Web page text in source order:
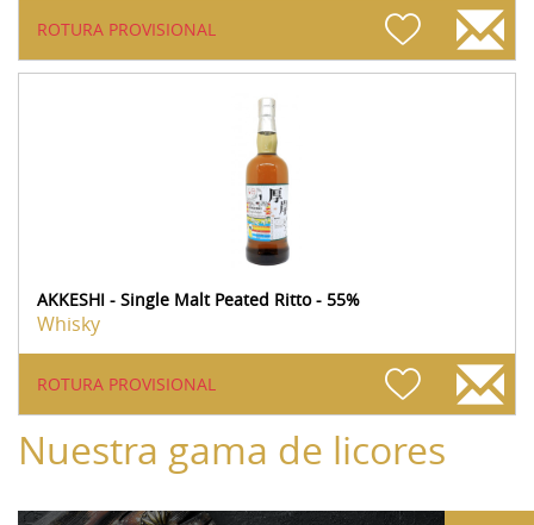
ROTURA PROVISIONAL
AKKESHI - Single Malt Peated Ritto - 55%
Whisky
ROTURA PROVISIONAL
Nuestra gama de licores